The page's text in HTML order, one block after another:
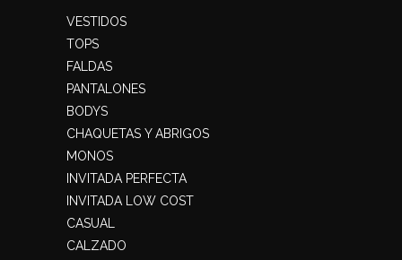
VESTIDOS
TOPS
FALDAS
PANTALONES
BODYS
CHAQUETAS Y ABRIGOS
MONOS
INVITADA PERFECTA
INVITADA LOW COST
CASUAL
CALZADO